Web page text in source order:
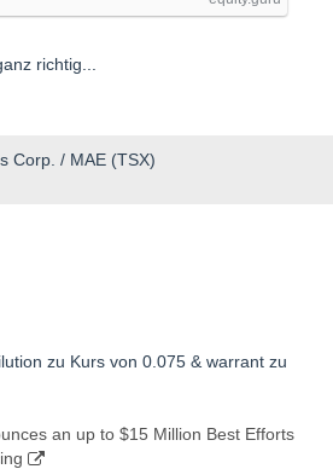
richtig...
Corp. / MAE (TSX)
zu Kurs von 0.075 & warrant zu
an up to $15 Million Best Efforts